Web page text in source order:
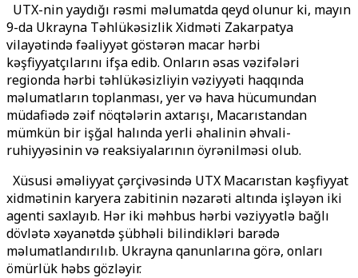
UTX-nin yaydığı rəsmi məlumatda qeyd olunur ki, mayın
9-da Ukrayna Təhlükəsizlik Xidməti Zakarpatya
vilayətində fəaliyyət göstərən macar hərbi
kəşfiyyatçılarını ifşa edib. Onların əsas vəzifələri
regionda hərbi təhlükəsizliyin vəziyyəti haqqında
məlumatların toplanması, yer və hava hücumundan
müdafiədə zəif nöqtələrin axtarışı, Macarıstandan
mümkün bir işğal halında yerli əhalinin əhvali-
ruhiyyəsinin və reaksiyalarının öyrənilməsi olub.
Xüsusi əməliyyat çərçivəsində UTX Macarıstan kəşfiyyat
xidmətinin karyera zabitinin nəzarəti altında işləyən iki
agenti saxlayıb. Hər iki məhbus hərbi vəziyyətlə bağlı
dövlətə xəyanətdə şübhəli bilindikləri barədə
məlumatlandırılıb. Ukrayna qanunlarına görə, onları
ömürlük həbs gözləyir.